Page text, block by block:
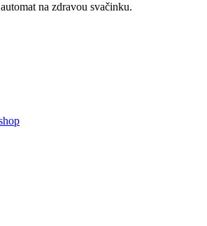
na zdravou svačinku.